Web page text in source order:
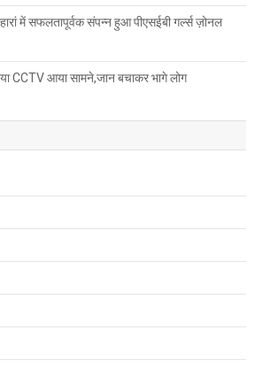
में सफलतापूर्वक संपन्न हुआ पीएसईबी गर्ल्स ज़ोनल
CCTV आया सामने,जान बचाकर भागे लोग